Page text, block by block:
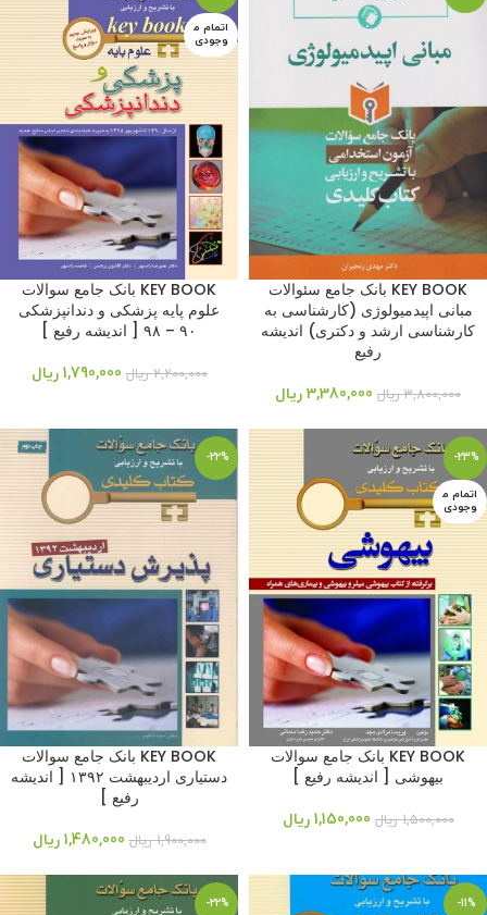
KEY BOOK بانک جامع سئوالات
مبانی اپیدمیولوژی (کارشناسی به
کارشناسی ارشد و دکتری) اندیشه
رفیع
3,800,000 ریال 3,380,000 ریال
اتمام م
وجودی
KEY BOOK بانک جامع سوالات
علوم پایه پزشکی و دندانپزشکی
۹۰ – ۹۸ [ اندیشه رفیع ]
2,200,000 ریال 1,790,000 ریال
-23%
اتمام م
وجودی
KEY BOOK بانک جامع سوالات
بیهوشی [ اندیشه رفیع ]
1,500,000 ریال 1,150,000 ریال
-22%
KEY BOOK بانک جامع سوالات
دستیاری اردیبهشت ۱۳۹۲ [ اندیشه
رفیع ]
1,900,000 ریال 1,480,000 ریال
-11%
-22%